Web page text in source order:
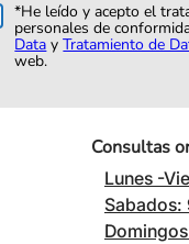
*He leído y acepto el
personales de
Data yTratamiento de
web.
Consultas
Lunes -
Sabados: